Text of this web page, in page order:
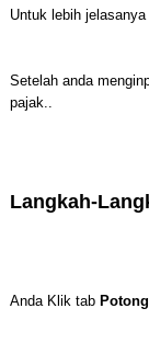
Untuk lebih
Setelah anda
pajak..
Langkah-
Anda Klik tab